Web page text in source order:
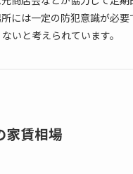
には一定の防犯意識が必
いと考えられています。
家賃相場